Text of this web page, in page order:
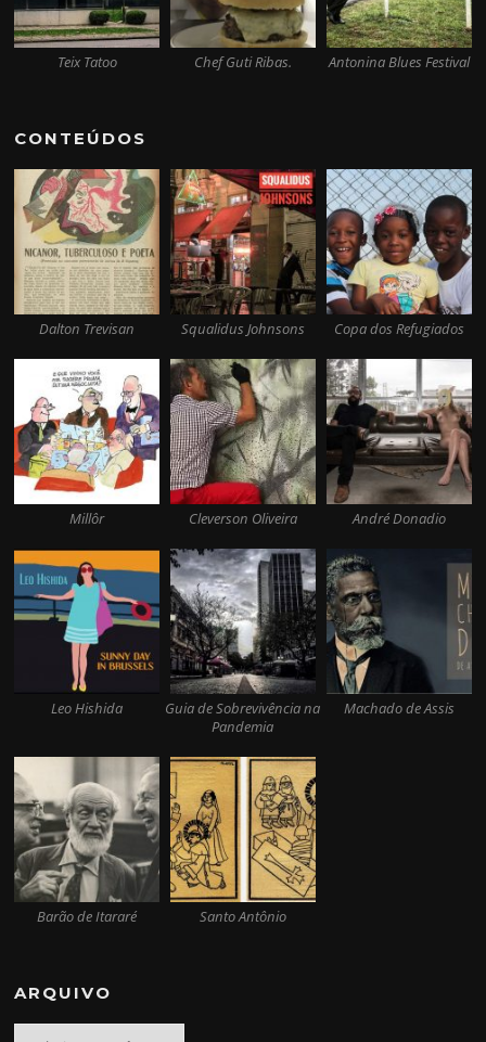
Teix Tatoo Chef Guti Ribas. Antonina Blues Festival
CONTEÚDOS
Dalton Trevisan Squalidus Johnsons Copa dos Refugiados
Millôr Cleverson Oliveira André Donadio
Leo Hishida
Guia de Sobrevivência na
Pandemia
Machado de Assis
Barão de Itararé Santo Antônio
ARQUIVO